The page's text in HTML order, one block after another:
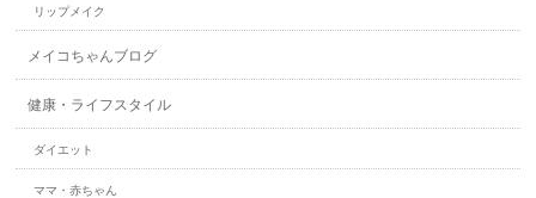
リップメイク
メイコちゃんブログ
健康・ライフスタイル
ダイエット
ママ・赤ちゃん